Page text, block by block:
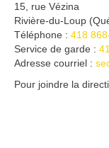
15, rue Vézina
Rivière-du-Loup
Téléphone : 418
Service de garde :
Adresse courriel :
Pour joindre la